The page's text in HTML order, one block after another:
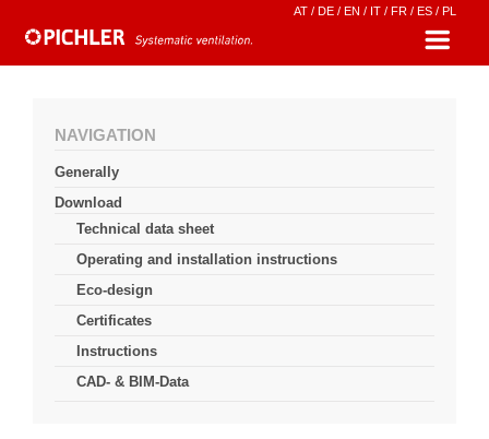
AT / DE / EN / IT / FR / ES / PL
NAVIGATION
Generally
Download
Technical data sheet
Operating and installation instructions
Eco-design
Certificates
Instructions
CAD- & BIM-Data